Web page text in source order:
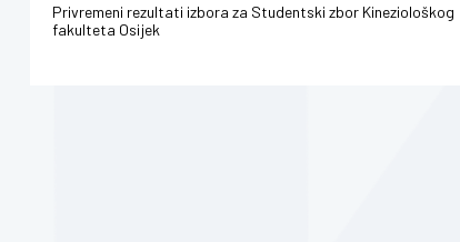
Privremeni rezultati izbora za Studentski zbor Kineziološkog
fakulteta Osijek